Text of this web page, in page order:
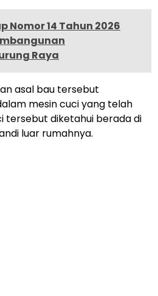
Nomor 14 Tahun 2026
Raya
asal bau tersebut
mesin cuci yang telah
tersebut diketahui berada di
luar rumahnya.